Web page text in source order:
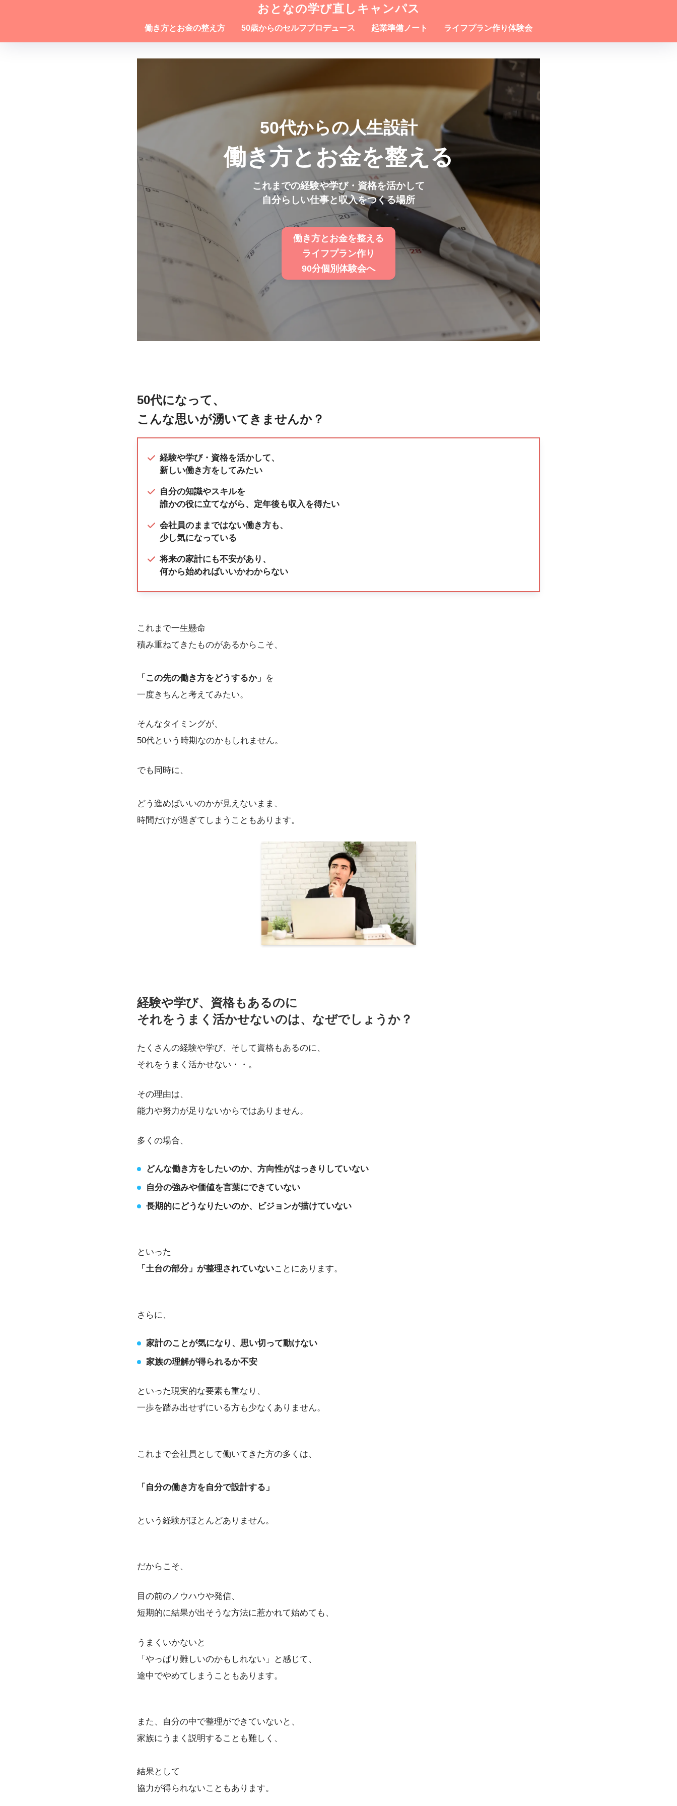
おとなの学び直しキャンパス
働き方とお金の整え方 50歳からのセルフプロデュース 起業準備ノート ライフプラン作り体験会
50代からの人生設計
働き方とお金を整える
これまでの経験や学び・資格を活かして
自分らしい仕事と収入をつくる場所
働き方とお金を整える
ライフプラン作り
90分個別体験会へ
50代になって、
こんな思いが湧いてきませんか？
経験や学び・資格を活かして、
新しい働き方をしてみたい
自分の知識やスキルを
誰かの役に立てながら、定年後も収入を得たい
会社員のままではない働き方も、
少し気になっている
将来の家計にも不安があり、
何から始めればいいかわからない
これまで一生懸命
積み重ねてきたものがあるからこそ、
「この先の働き方をどうするか」 を
一度きちんと考えてみたい。
そんなタイミングが、
50代という時期なのかもしれません。
でも同時に、
どう進めばいいのかが見えないまま、
時間だけが過ぎてしまうこともあります。
経験や学び、資格もあるのに
それをうまく活かせないのは、なぜでしょうか？
たくさんの経験や学び、そして資格もあるのに、
それをうまく活かせない・・。
その理由は、
能力や努力が足りないからではありません。
多くの場合、
どんな働き方をしたいのか、方向性がはっきりしていない
自分の強みや価値を言葉にできていない
長期的にどうなりたいのか、ビジョンが描けていない
といった
「土台の部分」が整理されていないことにあります。
さらに、
家計のことが気になり、思い切って動けない
家族の理解が得られるか不安
といった現実的な要素も重なり、
一歩を踏み出せずにいる方も少なくありません。
これまで会社員として働いてきた方の多くは、
「自分の働き方を自分で設計する」
という経験がほとんどありません。
だからこそ、
目の前のノウハウや発信、
短期的に結果が出そうな方法に惹かれて始めても、
うまくいかないと
「やっぱり難しいのかもしれない」と感じて、
途中でやめてしまうこともあります。
また、自分の中で整理ができていないと、
家族にうまく説明することも難しく、
結果として
協力が得られないこともあります。